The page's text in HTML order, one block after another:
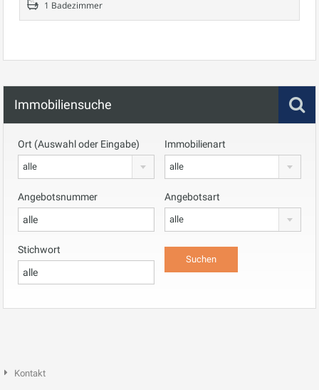
1 Badezimmer
Immobiliensuche
Ort (Auswahl oder Eingabe)
alle
Immobilienart
alle
Angebotsnummer Angebotsart
alle
Stichwort
Kontakt